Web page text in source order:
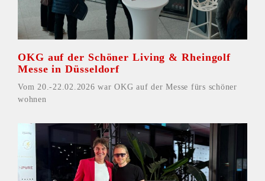
OKG auf der Schöner Living & Rheingolf
Messe in Düsseldorf
Vom 20.-22.02.2026 war OKG auf der Messe fürs schöner
wohnen